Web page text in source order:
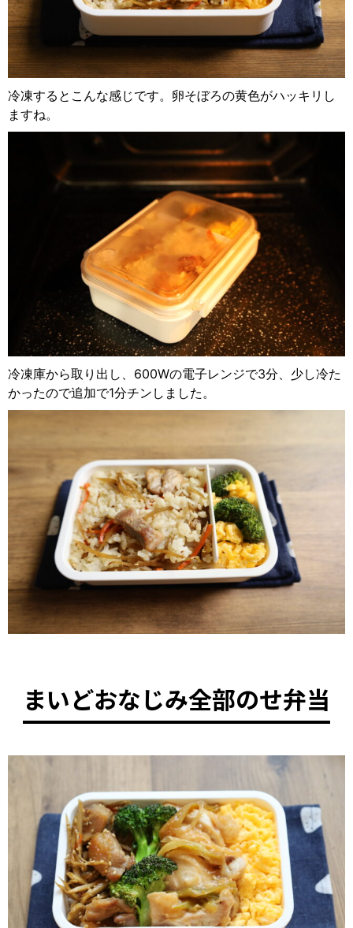
冷凍するとこんな感じです。卵そぼろの黄色がハッキリし
ますね。
冷凍庫から取り出し、600Wの電子レンジで3分、少し冷た
かったので追加で1分チンしました。
まいどおなじみ全部のせ弁当